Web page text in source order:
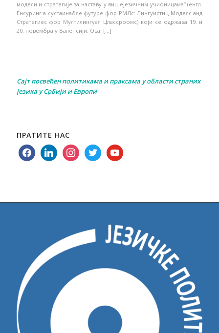
модели и стратегије за наставу у вишејезичним учионицама“ (енгл.
Енсуринг а сустаинабле футуре фор РМЛс: Лингуистиц Моделс анд
Стратегиес фор Мултилингуал Цлассроомс) који се одржава 19. и
20. новембра у Валенсији. Овај […]
Сајт посвећен политикама и праксама у области страних
језика у Србији и Европи
ПРАТИТЕ НАС
facebooklinkedininstagramtwitteryoutube